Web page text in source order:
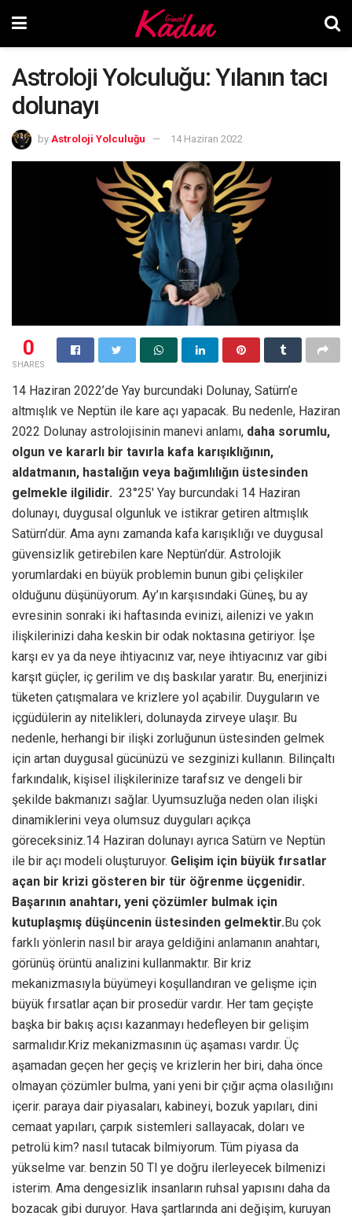
Astroloji Yolculuğu: Yılanın tacı
dolunayı
by Astroloji Yolculuğu 14 Haziran 2022
0
SHARES
14 Haziran 2022’de Yay burcundaki Dolunay, Satürn’e
altmışlık ve Neptün ile kare açı yapacak. Bu nedenle, Haziran
2022 Dolunay astrolojisinin manevi anlamı, daha sorumlu,
olgun ve kararlı bir tavırla kafa karışıklığının,
aldatmanın, hastalığın veya bağımlılığın üstesinden
gelmekle ilgilidir. 23°25′ Yay burcundaki 14 Haziran
dolunayı, duygusal olgunluk ve istikrar getiren altmışlık
Satürn’dür. Ama aynı zamanda kafa karışıklığı ve duygusal
güvensizlik getirebilen kare Neptün’dür. Astrolojik
yorumlardaki en büyük problemin bunun gibi çelişkiler
olduğunu düşünüyorum. Ay’ın karşısındaki Güneş, bu ay
evresinin sonraki iki haftasında evinizi, ailenizi ve yakın
ilişkilerinizi daha keskin bir odak noktasına getiriyor. İşe
karşı ev ya da neye ihtiyacınız var, neye ihtiyacınız var gibi
karşıt güçler, iç gerilim ve dış baskılar yaratır. Bu, enerjinizi
tüketen çatışmalara ve krizlere yol açabilir. Duyguların ve
içgüdülerin ay nitelikleri, dolunayda zirveye ulaşır. Bu
nedenle, herhangi bir ilişki zorluğunun üstesinden gelmek
için artan duygusal gücünüzü ve sezginizi kullanın. Bilinçaltı
farkındalık, kişisel ilişkilerinize tarafsız ve dengeli bir
şekilde bakmanızı sağlar. Uyumsuzluğa neden olan ilişki
dinamiklerini veya olumsuz duyguları açıkça
göreceksiniz.14 Haziran dolunayı ayrıca Satürn ve Neptün
ile bir açı modeli oluşturuyor. Gelişim için büyük fırsatlar
açan bir krizi gösteren bir tür öğrenme üçgenidir.
Başarının anahtarı, yeni çözümler bulmak için
kutuplaşmış düşüncenin üstesinden gelmektir.Bu çok
farklı yönlerin nasıl bir araya geldiğini anlamanın anahtarı,
görünüş örüntü analizini kullanmaktır. Bir kriz
mekanizmasıyla büyümeyi koşullandıran ve gelişme için
büyük fırsatlar açan bir prosedür vardır. Her tam geçişte
başka bir bakış açısı kazanmayı hedefleyen bir gelişim
sarmalıdır.Kriz mekanizmasının üç aşaması vardır. Üç
aşamadan geçen her geçiş ve krizlerin her biri, daha önce
olmayan çözümler bulma, yani yeni bir çığır açma olasılığını
içerir. paraya dair piyasaları, kabineyi, bozuk yapıları, dini
cemaat yapıları, çarpık sistemleri sallayacak, doları ve
petrolü kim? nasıl tutacak bilmiyorum. Tüm piyasa da
yükselme var. benzin 50 Tl ye doğru ilerleyecek bilmenizi
isterim. Ama dengesizlik insanların ruhsal yapısını daha da
bozacak gibi duruyor. Hava şartlarında ani değişim, kuruyan